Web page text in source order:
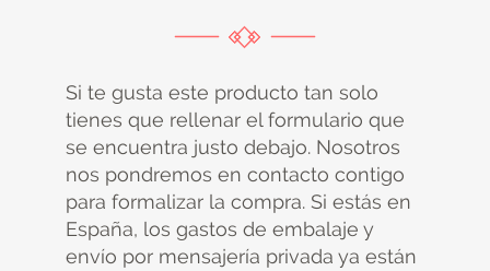
Si te gusta este producto tan solo
tienes que rellenar el formulario que
se encuentra justo debajo. Nosotros
nos pondremos en contacto contigo
para formalizar la compra. Si estás en
España, los gastos de embalaje y
envío por mensajería privada ya están